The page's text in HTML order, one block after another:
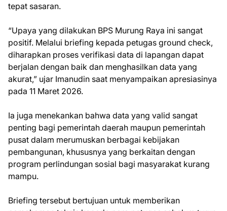
tepat sasaran.
“Upaya yang dilakukan BPS Murung Raya ini sangat
positif. Melalui briefing kepada petugas ground check,
diharapkan proses verifikasi data di lapangan dapat
berjalan dengan baik dan menghasilkan data yang
akurat,” ujar Imanudin saat menyampaikan apresiasinya
pada 11 Maret 2026.
Ia juga menekankan bahwa data yang valid sangat
penting bagi pemerintah daerah maupun pemerintah
pusat dalam merumuskan berbagai kebijakan
pembangunan, khususnya yang berkaitan dengan
program perlindungan sosial bagi masyarakat kurang
mampu.
Briefing tersebut bertujuan untuk memberikan